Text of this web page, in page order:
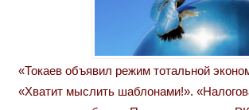
«Токаев объявил режим тотальной
«Хватит мыслить шаблонами!».